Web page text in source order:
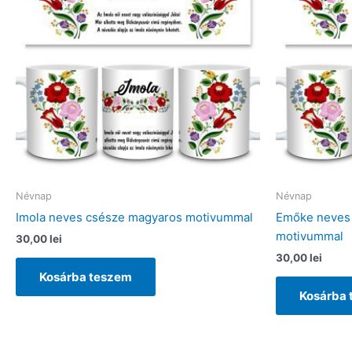
termékoldalon
választhatók
Névnap
Imola neves csésze magyaros motivummal
30,00lei
Kosárba teszem
Névnap
Emőke
motivummal
30,00lei
Kosárba